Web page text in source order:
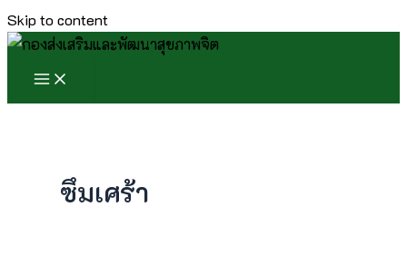
Skip to content
ซึมเศร้า